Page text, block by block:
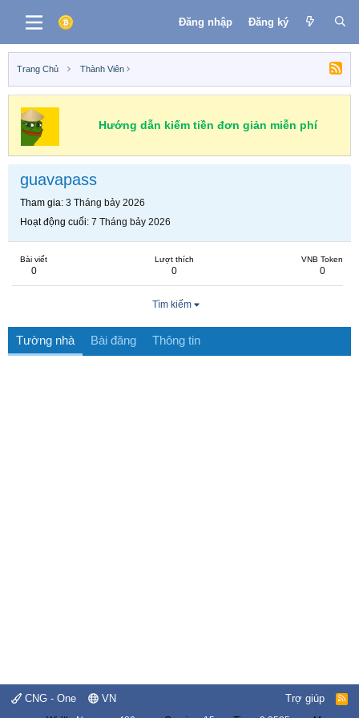
Đăng nhập Đăng ký
Trang Chủ Thành Viên
Hướng dẫn kiếm tiền đơn giản miễn phí
guavapass
Tham gia 3 Tháng bảy 2026
Hoạt động cuối 7 Tháng bảy 2026
Bài viết
0
Lượt thích
0
VNB Token
0
Tìm kiếm
Tường nhà Bài đăng Thông tin
CNG - One VN Trợ giúp
R